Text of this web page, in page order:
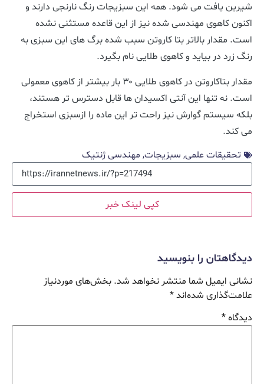
شیرین یافت می شود. همه این سبزیجات رنگ نارنجی دارند و
اکنون کاهوی مهندسی شده نیز از این قاعده مستثنی نشده
است. مقدار بالاتر بتا کاروتن سبب شده برگ های این سبزی به
رنگ زرد در بیاید و کاهوی طلایی نام بگیرد.
مقدار بتاکاروتن در کاهوی طلایی ۳۰ بار بیشتر از کاهوی معمولی
است. نه تنها این آنتی اکسیدان ها قابل دسترس تر هستند،
بلکه سیستم گوارش نیز راحت تر این ماده را ازسبزی استخراج
می کند.
تحقیقات علمی, سبزیجات, مهندسی ژنتیک
کپی لینک خبر
دیدگاهتان را بنویسید
نشانی ایمیل شما منتشر نخواهد شد. بخش‌های موردنیاز
علامت‌گذاری شده‌اند*
دیدگاه*